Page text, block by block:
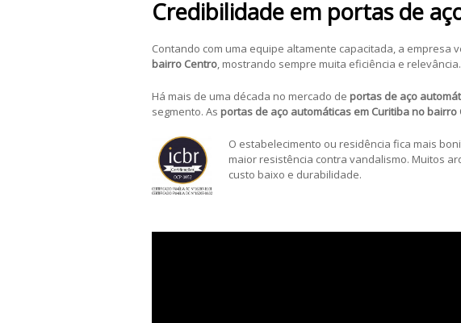
Credibilidade em portas de
Contando com uma equipe altamente capacitada, a empresa
bairro Centro, mostrando sempre muita eficiência e relevância.
Há mais de uma década no mercado de portas de aço
segmento. As portas de aço automáticas em Curitiba no bairro
O estabelecimento ou residência fica mais
maior resistência contra vandalismo. Muitos
custo baixo e durabilidade.